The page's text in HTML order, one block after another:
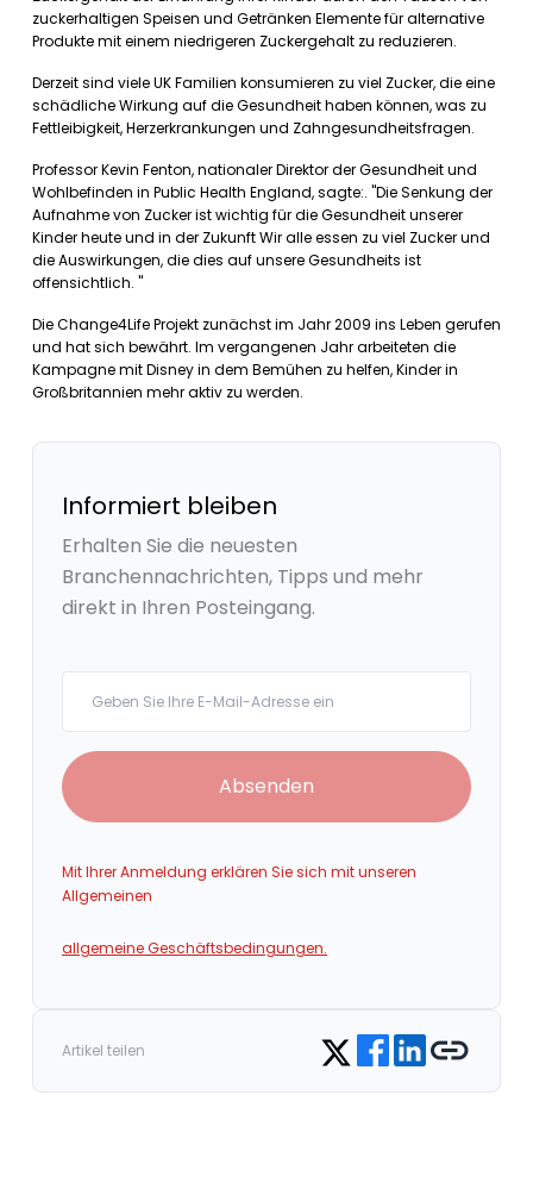
zuckerhaltigen Speisen und Getränken Elemente für alternative
Produkte mit einem niedrigeren Zuckergehalt zu reduzieren.
Derzeit sind viele UK Familien konsumieren zu viel Zucker, die eine
schädliche Wirkung auf die Gesundheit haben können, was zu
Fettleibigkeit, Herzerkrankungen und Zahngesundheitsfragen.
Professor Kevin Fenton, nationaler Direktor der Gesundheit und
Wohlbefinden in Public Health England, sagte:. "Die Senkung der
Aufnahme von Zucker ist wichtig für die Gesundheit unserer
Kinder heute und in der Zukunft Wir alle essen zu viel Zucker und
die Auswirkungen, die dies auf unsere Gesundheits ist
offensichtlich. "
Die Change4Life Projekt zunächst im Jahr 2009 ins Leben gerufen
und hat sich bewährt. Im vergangenen Jahr arbeiteten die
Kampagne mit Disney in dem Bemühen zu helfen, Kinder in
Großbritannien mehr aktiv zu werden.
Informiert bleiben
Erhalten Sie die neuesten
Branchennachrichten, Tipps und mehr
direkt in Ihren Posteingang.
Absenden
Mit Ihrer Anmeldung erklären Sie sich mit unseren
Allgemeinen
allgemeine Geschäftsbedingungen.
Artikel teilen Share on Twitter
Share on Facebook
Share on LinkedIn
Copy link